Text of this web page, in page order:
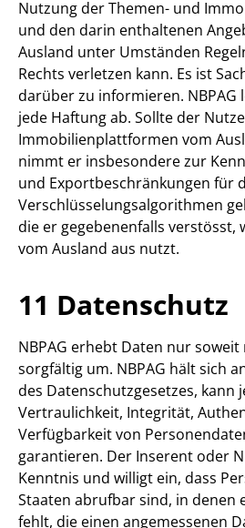
Nutzung der Themen- und
und den darin enthaltenen
Ausland unter Umständen
Rechts verletzen kann. Es ist
darüber zu informieren. NBPAG
jede Haftung ab. Sollte der
Immobilienplattformen vom
nimmt er insbesondere zur
und Exportbeschränkungen für
Verschlüsselungsalgorithmen
die er gegebenenfalls verstösst,
vom Ausland aus nutzt.
11 Datenschutz
NBPAG erhebt Daten nur
sorgfältig um. NBPAG hält sich
des Datenschutzgesetzes, kann
Vertraulichkeit, Integrität,
Verfügbarkeit von
garantieren. Der Inserent oder
Kenntnis und willigt ein, dass
Staaten abrufbar sind, in denen
fehlt, die einen angemessenen